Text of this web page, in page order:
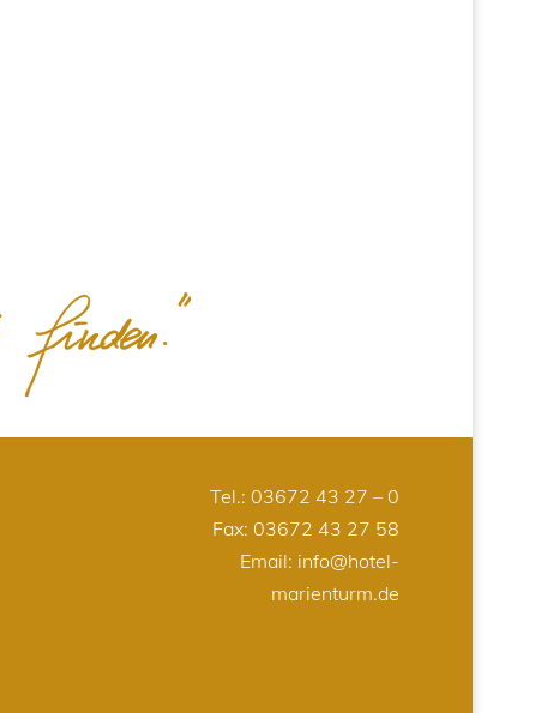
Tel.: 03672 43 27 – 0
Fax: 03672 43 27 58
Email: info@hotel-
marienturm.de